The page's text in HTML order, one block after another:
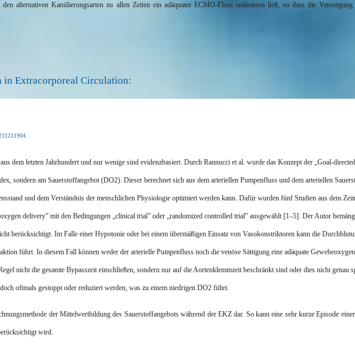
den alternativenKanülierungsarten zu allen Zeiten ein adäquater ECMO-Fluss realisieren ließ, so dass die
in Extracorporeal Circulation:
dem letzten Jahrhundert und nur wenige sind evidenzbasiert. Durch Rannucci et al. wurde das Konzept der „Goal-directed
sondern am Sauerstoffangebot (DO2). Dieser berechnet sich aus dem arteriellen Pumpenfluss und dem arteriellen
und dem Verständnis der menschlichen Physiologie optimiert werden kann. Dafür wurden fünf Studien aus dem
oxygen delivery” mit den Bedingungen „clinical trial” oder „randomized controlled trial” ausgewählt [1–5]. Der Autor
berücksichtigt. Im Falle einer Hypotonie oder bei einem übermäßigen Einsatz von Vasokonstriktoren kann die
führt. In diesem Fall können weder der arterielle Pumpenfluss noch die venöse Sättigung eine adäquate
nicht die gesamte Bypasszeiteinschließen, sondern nur auf dieAortenklemmzeitbeschränkt sind oder dies nicht genau
oftmals gestoppt oder reduziert werden, was zu einem niedrigen DO2 führt.
der Mittelwertbildung des Sauerstoffangebots während der EKZ dar. So kann eine sehr kurze Episode
wird.